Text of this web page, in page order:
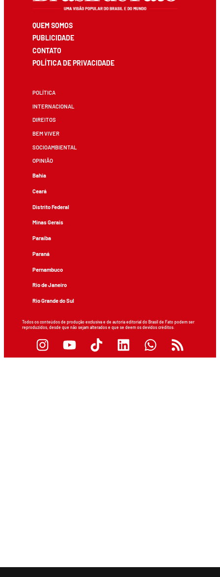
QUEM SOMOS
PUBLICIDADE
CONTATO
POLÍTICA DE PRIVACIDADE
POLÍTICA
INTERNACIONAL
DIREITOS
BEM VIVER
SOCIOAMBIENTAL
OPINIÃO
Bahia
Ceará
Distrito Federal
Minas Gerais
Paraíba
Paraná
Pernambuco
Rio de Janeiro
Rio Grande do Sul
Todos os conteúdos de produção exclusiva e de autoria editorial do Brasil de Fato podem ser
reproduzidos, desde que não sejam alterados e que se deem os devidos créditos.